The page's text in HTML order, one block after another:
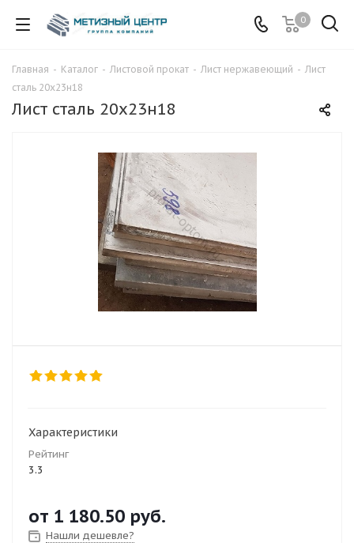
0
Главная - Каталог - Листовой прокат - Лист нержавеющий - Лист
сталь 20х23н18
Лист сталь 20х23н18
Характеристики
Рейтинг
3.3
от 1 180.50 руб.
Нашли дешевле?